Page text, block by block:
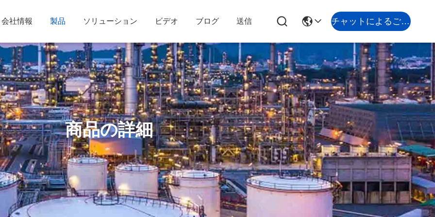
会社情報 製品 ソリューション ビデオ ブログ 送信 チャットによるご相談
商品の詳細